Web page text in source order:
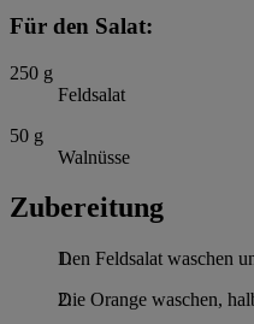
Für den Salat:
250 g
Feldsalat
50 g
Walnüsse
Zubereitung
Den Feldsalat waschen
Die Orange waschen,